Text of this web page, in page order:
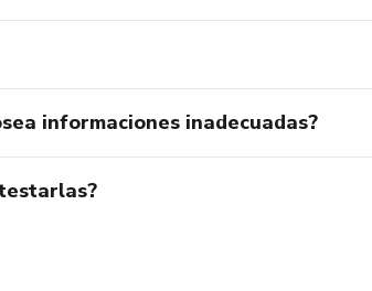
informaciones inadecuadas?